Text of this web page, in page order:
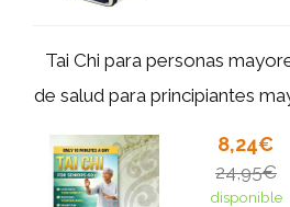
Tai Chi para personas
de salud para principiantes
8,24€
24,95€
disponible